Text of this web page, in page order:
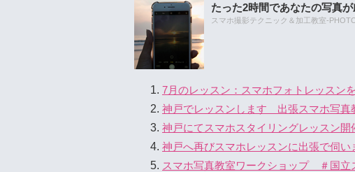
たった2時間であなたの写真
スマホ撮影テクニック＆加工教室-
7月のレッスン：スマホフォトレッスン
神戸でレッスンします 出張スマホ写真
神戸にてスマホスタイリングレッスン開
神戸へ再びスマホレッスンに出張で伺い
スマホ写真教室ワークショップ ＃国立